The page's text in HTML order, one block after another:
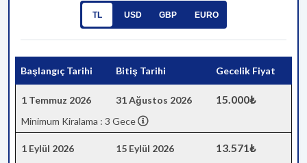
TL USD GBP EURO
Başlangıç Tarihi Bitiş Tarihi Gecelik Fiyat
1 Temmuz 2026 31 Ağustos 2026 15.000₺
Minimum Kiralama : 3 Gece
1 Eylül 2026 15 Eylül 2026 13.571₺